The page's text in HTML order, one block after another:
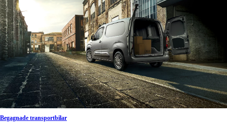
Begagnade transportbilar